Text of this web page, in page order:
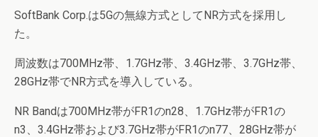
SoftBank Corp.は5Gの無線方式としてNR方式を採用し
た。
周波数は700MHz帯、1.7GHz帯、3.4GHz帯、3.7GHz帯、
28GHz帯でNR方式を導入している。
NR Bandは700MHz帯がFR1のn28、1.7GHz帯がFR1の
n3、3.4GHz帯および3.7GHz帯がFR1のn77、28GHz帯が